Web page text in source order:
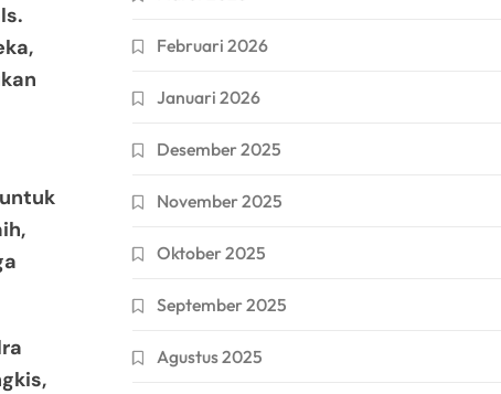
Februari 2026
Januari 2026
Desember 2025
November 2025
Oktober 2025
September 2025
Agustus 2025